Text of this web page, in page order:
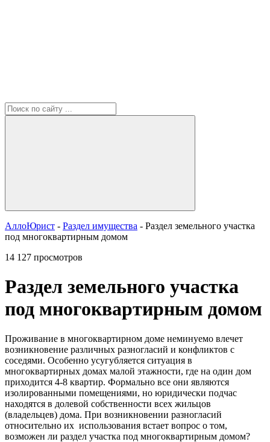
АллоЮрист - Раздел имущества - Раздел земельного участка
под многоквартирным домом
14 127 просмотров
Раздел земельного участка
под многоквартирным домом
Проживание в многоквартирном доме неминуемо влечет
возникновение различных разногласий и конфликтов с
соседями. Особенно усугубляется ситуация в
многоквартирных домах малой этажности, где на один дом
приходится 4-8 квартир. Формально все они являются
изолированными помещениями, но юридически подчас
находятся в долевой собственности всех жильцов
(владельцев) дома. При возникновении разногласий
относительно их использования встает вопрос о том,
возможен ли раздел участка под многоквартирным домом?